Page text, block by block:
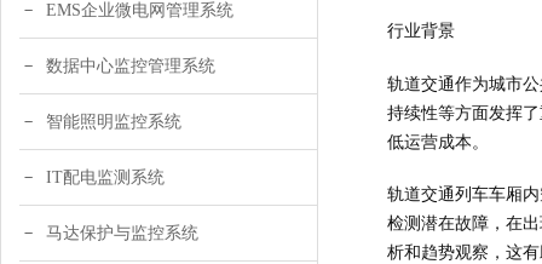
EMS企业微电网管理系统
数据中心监控管理系统
智能照明监控系统
IT配电监测系统
马达保护与监控系统
行业背景
轨道交通作为城市
持续性等方面发挥
低运营成本。
轨道交通列车车厢
检测潜在故障，在
析和趋势观察，这